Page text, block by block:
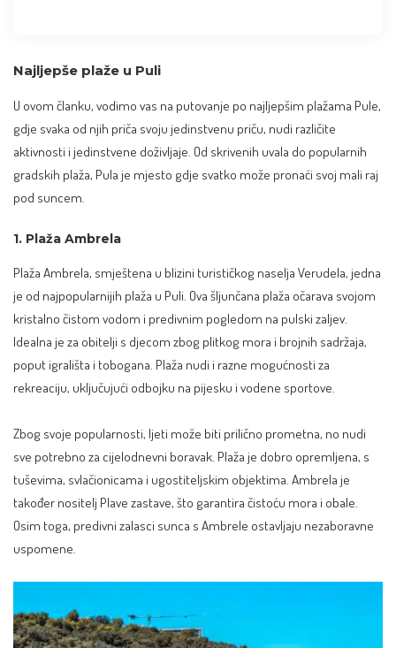
Najljepše plaže u Puli
U ovom članku, vodimo vas na putovanje po najljepšim plažama Pule,
gdje svaka od njih priča svoju jedinstvenu priču, nudi različite
aktivnosti i jedinstvene doživljaje. Od skrivenih uvala do popularnih
gradskih plaža, Pula je mjesto gdje svatko može pronaći svoj mali raj
pod suncem.
1. Plaža Ambrela
Plaža Ambrela, smještena u blizini turističkog naselja Verudela, jedna
je od najpopularnijih plaža u Puli. Ova šljunčana plaža očarava svojom
kristalno čistom vodom i predivnim pogledom na pulski zaljev.
Idealna je za obitelji s djecom zbog plitkog mora i brojnih sadržaja,
poput igrališta i tobogana. Plaža nudi i razne mogućnosti za
rekreaciju, uključujući odbojku na pijesku i vodene sportove.
Zbog svoje popularnosti, ljeti može biti prilično prometna, no nudi
sve potrebno za cijelodnevni boravak. Plaža je dobro opremljena, s
tuševima, svlačionicama i ugostiteljskim objektima. Ambrela je
također nositelj Plave zastave, što garantira čistoću mora i obale.
Osim toga, predivni zalasci sunca s Ambrele ostavljaju nezaboravne
uspomene.